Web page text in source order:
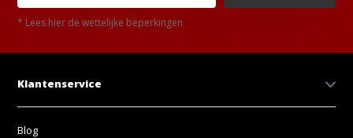
* Lees hier de wettelijke beperkingen
Klantenservice
Blog